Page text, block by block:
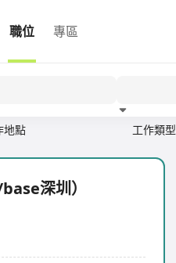
職位 專區
地點 工作類型
深圳）